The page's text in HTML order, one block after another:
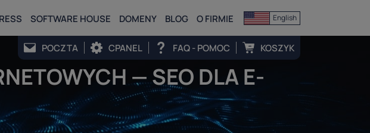
SOFTWARE HOUSE DOMENY BLOG O FIRMIE
POCZTA CPANEL FAQ - POMOC KOSZYK
English
— SEO DLA E-